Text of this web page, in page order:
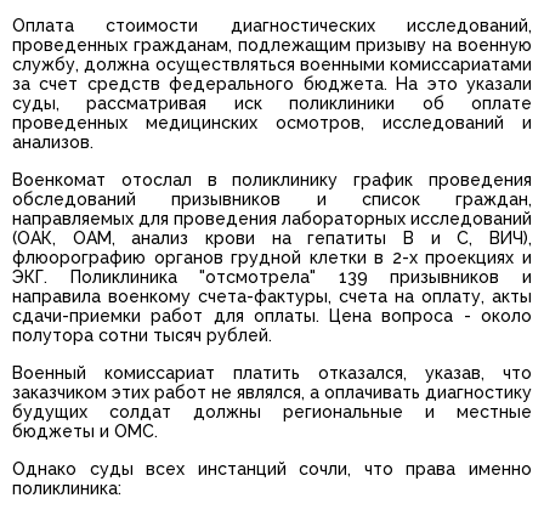
Оплата стоимости диагностических исследований,
проведенных гражданам, подлежащим призыву на военную
службу, должна осуществляться военными комиссариатами
за счет средств федерального бюджета. На это указали
суды, рассматривая иск поликлиники об оплате
проведенных медицинских осмотров, исследований и
анализов.
Военкомат отослал в поликлинику график проведения
обследований призывников и список граждан,
направляемых для проведения лабораторных исследований
(ОАК, ОАМ, анализ крови на гепатиты В и С, ВИЧ),
флюорографию органов грудной клетки в 2-х проекциях и
ЭКГ. Поликлиника "отсмотрела" 139 призывников и
направила военкому счета-фактуры, счета на оплату, акты
сдачи-приемки работ для оплаты. Цена вопроса - около
полутора сотни тысяч рублей.
Военный комиссариат платить отказался, указав, что
заказчиком этих работ не являлся, а оплачивать диагностику
будущих солдат должны региональные и местные
бюджеты и ОМС.
Однако суды всех инстанций сочли, что права именно
поликлиника: